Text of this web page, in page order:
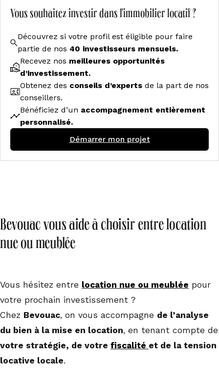
Vous souhaitez investir dans l'immobilier locatif ?
Découvrez si votre profil est éligible pour faire
partie de nos 40 investisseurs mensuels.
Recevez nos meilleures opportunités
d’investissement.
Obtenez des conseils d’experts de la part de nos
conseillers.
Bénéficiez d’un accompagnement entièrement
personnalisé.
Démarrer mon projet
Bevouac vous aide à choisir entre location
nue ou meublée
Vous hésitez entre location nue ou meublée pour
votre prochain investissement ?
Chez Bevouac, on vous accompagne de l’analyse
du bien à la mise en location, en tenant compte de
votre stratégie, de votre fiscalité et de la tension
locative locale.